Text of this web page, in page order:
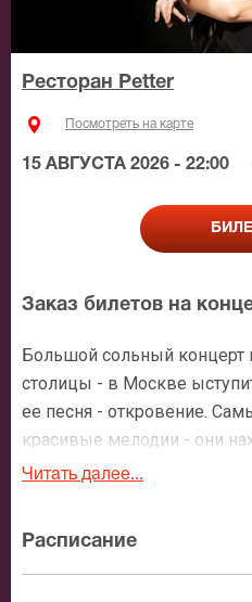
Ресторан Petter
Посмотреть на карте
15 АВГУСТА 2026 - 22:00
Заказ билетов на
Большой сольный концерт
столицы - в Москве
ее песня - откровение.
красивые мелодии - они
слушателя во всех
Концерт Славы в Москве
один хит будет сменять
Читать далее...
Расписание